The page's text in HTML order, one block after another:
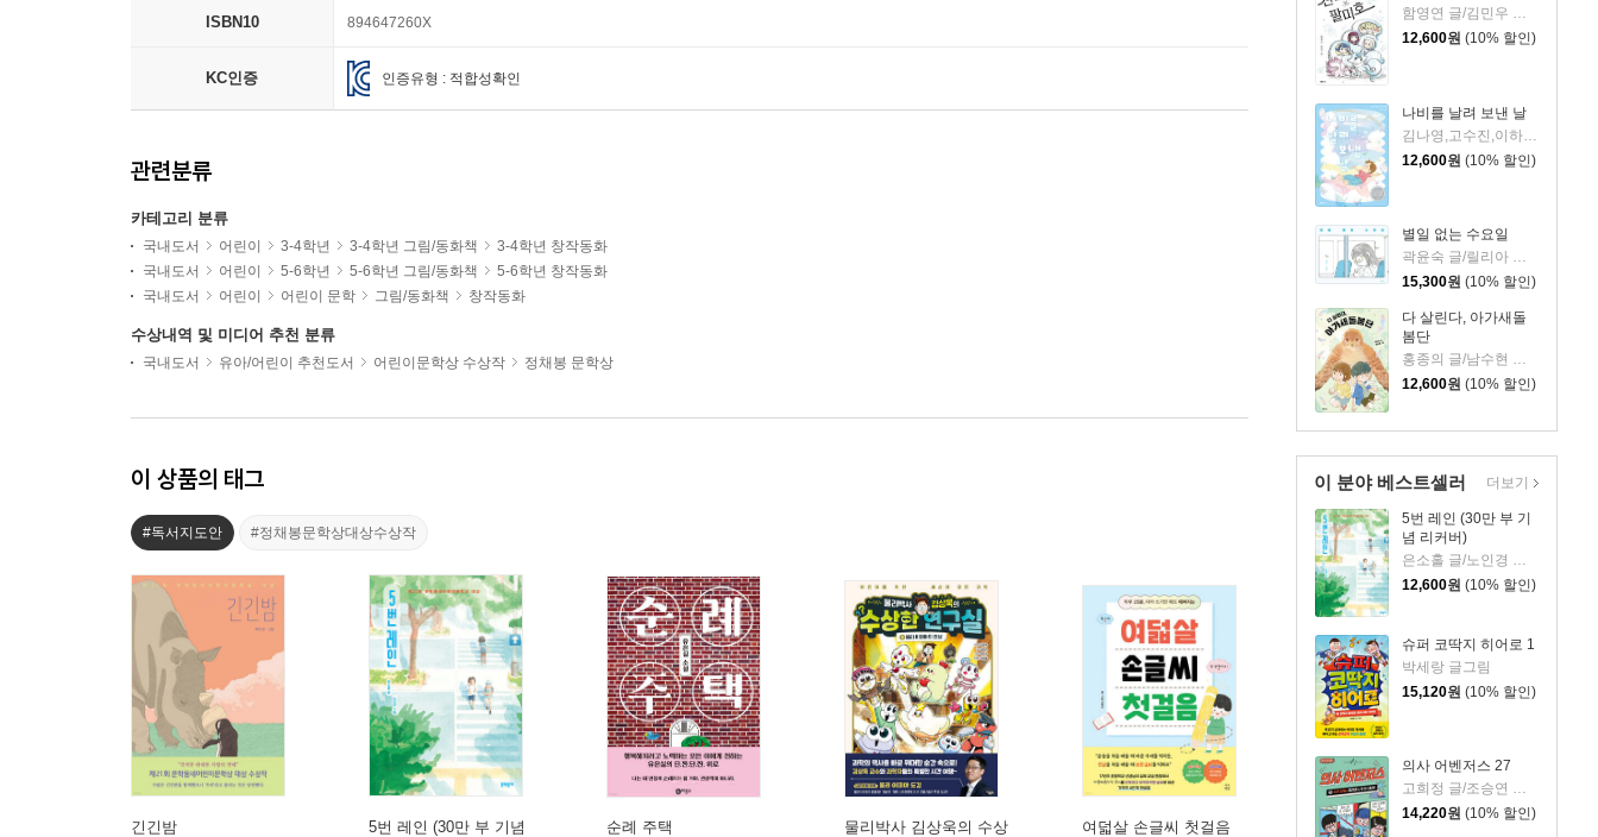
함영연 글/김민우 그림
12,600원 (10% 할인)
나비를 날려 보낸 날
12,600원 (10% 할인)
별일 없는 수요일
곽윤숙 글/릴리아 그림
15,300원 (10% 할인)
다 살린다, 아가새돌
봄단
홍종의 글/남수현 그림
12,600원 (10% 할인)
이 분야 베스트셀러
5번 레인 (30만 부 기
념 리커버)
은소홀 글/노인경 그림
12,600원 (10% 할인)
슈퍼 코딱지 히어로 1
박세랑 글그림
15,120원 (10% 할인)
의사 어벤저스 27
14,220원 (10% 할인)
더보기
ISBN10 894647260X
KC인증 인증유형 : 적합성확인
관련분류
카테고리 분류
국내도서 어린이 3-4학년 3-4학년 그림/동화책
3-4학년 창작동화
국내도서
어린이 5-6학년 5-6학년 그림/동화책
5-6학년 창작동화
국내도서
어린이 어린이 문학 그림/동화책 창작동화
수상내역 및 미디어 추천 분류
국내도서 유아/어린이 추천도서 어린이문학상 수상작 정채봉 문학상
이 상품의 태그
#독서지도안 #정채봉문학상대상수상작
긴긴밤
5번 레인 (30만 부 기념
순례 주택
물리박사 김상욱의 수상
여덟살 손글씨 첫걸음